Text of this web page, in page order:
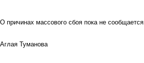
О причинах массового сбоя пока не сообщается.
Аглая Туманова